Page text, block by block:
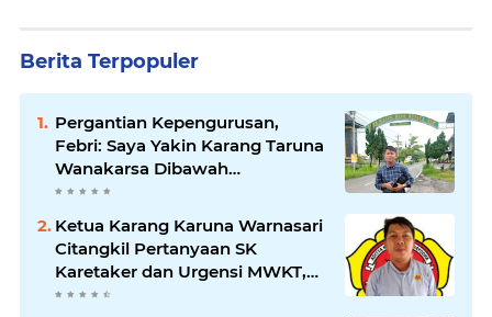
Berita Terpopuler
Pergantian Kepengurusan,
Febri: Saya Yakin Karang Taruna
Wanakarsa Dibawah
Kepemimpinan Bung Entus
Ketua Karang Karuna Warnasari
Citangkil Pertanyaan SK
Karetaker dan Urgensi MWKT,
Saat Suasana Berduka